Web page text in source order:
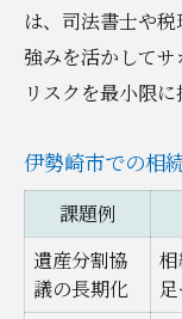
は、司法書士や
強みを活かして
リスクを最小限に
伊勢崎市での相
課題例
遺産分割協
議の長期化